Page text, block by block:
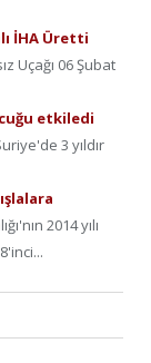
İHA Üretti
Uçağı 06 Şubat
etkiledi
3 yıldır
2014 yılı